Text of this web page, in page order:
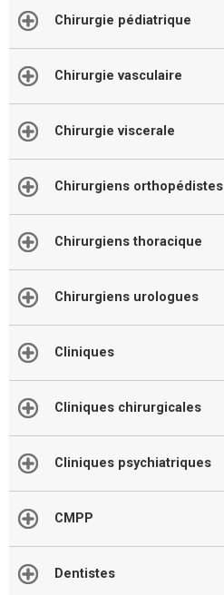
Chirurgie pédiatrique
Chirurgie vasculaire
Chirurgie viscerale
Chirurgiens orthopédistes
Chirurgiens thoracique
Chirurgiens urologues
Cliniques
Cliniques chirurgicales
Cliniques psychiatriques
CMPP
Dentistes